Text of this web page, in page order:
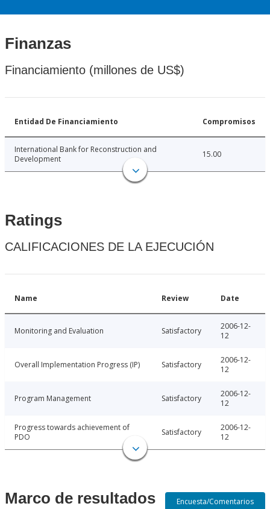
Finanzas
Financiamiento (millones de US$)
Entidad De Financiamiento Compromisos
International Bank for Reconstruction and
Development
15.00
Ratings
CALIFICACIONES DE LA EJECUCIÓN
Name Review Date
Monitoring and Evaluation Satisfactory
2006-12-
12
Overall Implementation Progress (IP) Satisfactory
2006-12-
12
Program Management Satisfactory
2006-12-
12
Progress towards achievement of
PDO
Satisfactory
2006-12-
12
Marco de resultados Encuesta/Comentarios